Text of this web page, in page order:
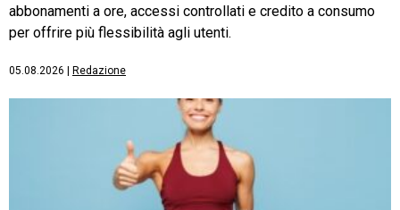
abbonamenti a ore, accessi controllati e credito a consumo
per offrire più flessibilità agli utenti.
05.08.2026 Redazione